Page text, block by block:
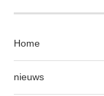
Home
nieuws